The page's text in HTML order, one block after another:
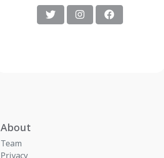
About
Team